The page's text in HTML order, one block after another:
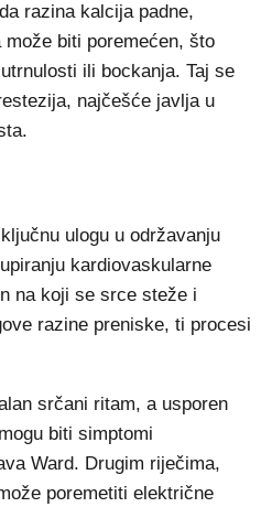
razina kalcija padne,
biti poremećen, što
ili bockanja. Taj se
najčešće javlja u
ulogu u održavanju
kardiovaskularne
na koji se srce steže i
razine preniske, ti procesi
srčani ritam, a usporen
biti simptomi
Ward. Drugim riječima,
poremetiti električne